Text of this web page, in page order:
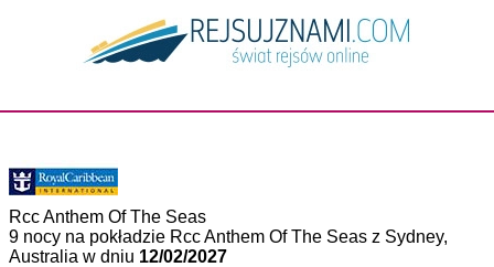
Rcc Anthem Of The Seas
9 nocy na pokładzie Rcc Anthem Of The Seas z Sydney,
Australia w dniu 12/02/2027